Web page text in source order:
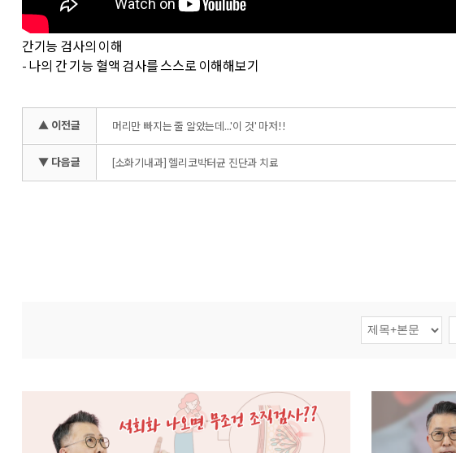
간기능 검사의 이해
- 나의 간 기능 혈액 검사를 스스로 이해해보기
▲ 이전글 머리만 빠지는 줄 알았는데...'이 것' 마저!!
▼ 다음글 [소화기내과] 헬리코박터균 진단과 치료